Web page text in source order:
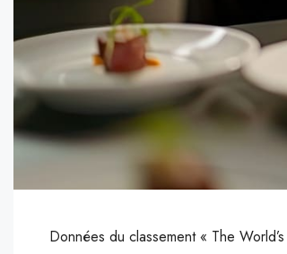
Données du classement « The